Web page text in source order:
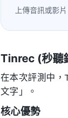
上傳音訊或影
Tinrec (秒聽
在本次評測中，
文字」。
核心優勢